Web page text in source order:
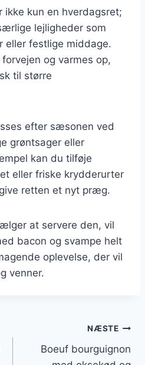
ikke kun en hverdagsret;
lejligheder som
festlige middage.
og varmes op,
til større
efter sæsonen ved
grøntsager eller
kan du tilføje
eller friske krydderurter
retten et nyt præg.
at servere den, vil
bacon og svampe helt
oplevelse, der vil
venner.
NÆSTE
Boeuf bourguignon